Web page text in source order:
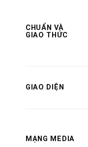
CHUẨN VÀ
GIAO THỨC
GIAO DIỆN
MẠNG MEDIA